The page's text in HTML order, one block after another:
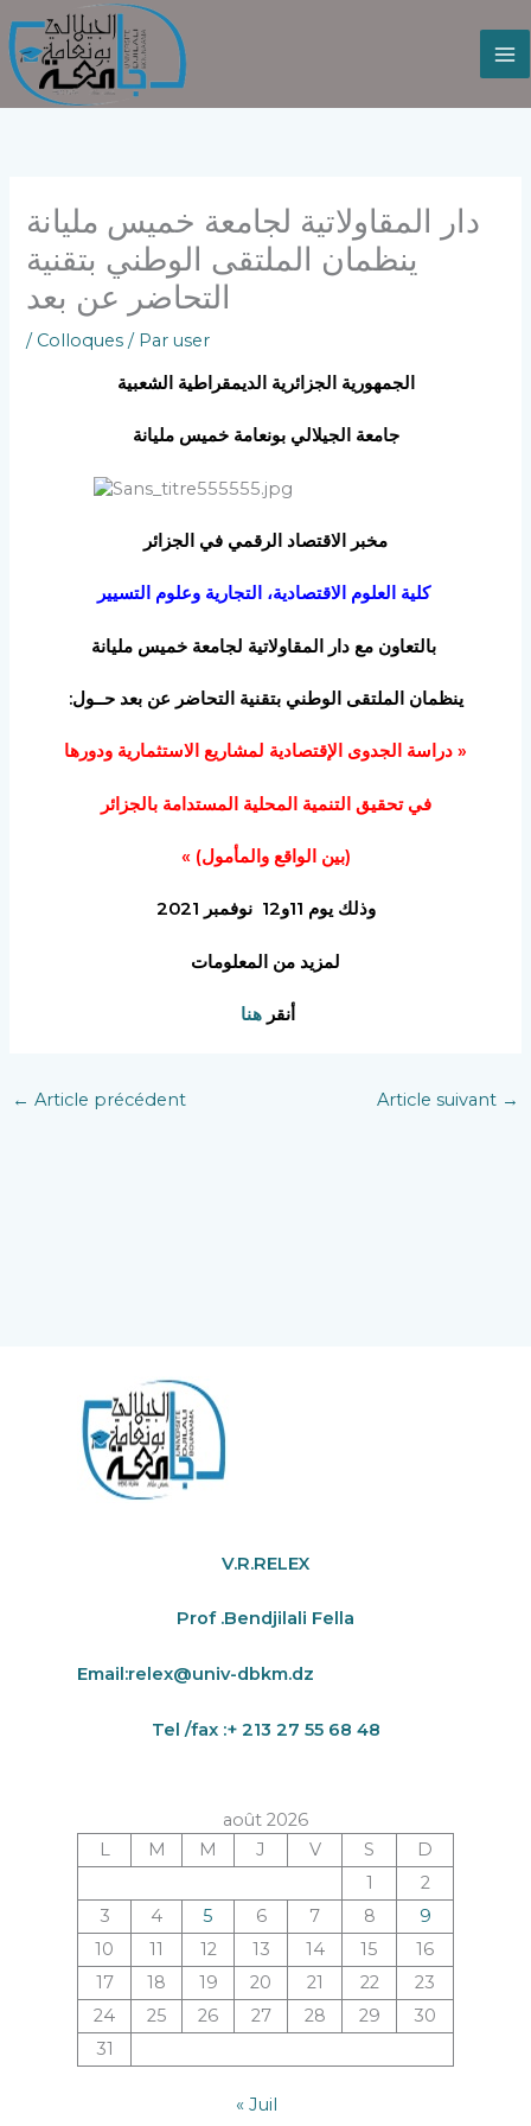
au
contenu
دار المقاولاتية لجامعة خميس مليانة
ينظمان الملتقى الوطني بتقنية
التحاضر عن بعد
/ Colloques / Paruser
الجمهورية الجزائرية الديمقراطية الشعبية
جامعة الجيلالي بونعامة خميس مليانة
مخبر الاقتصاد الرقمي في الجزائر
كلية العلوم الاقتصادية، التجارية وعلوم التسيير
بالتعاون معدار المقاولاتية لجامعة خميس مليانة
ينظمان الملتقى الوطني بتقنية التحاضر عن بعدحــول:
« دراسة الجدوى الإقتصادية لمشاريع الاستثمارية ودورها
في تحقيق التنمية المحلية المستدامة بالجزائر
(بين الواقع والمأمول) »
وذلك يوم 11و12 نوفمبر 2021
لمزيد من المعلومات
أنقر هنا
← Article précédent Article suivant →
V.R.RELEX
Prof .Bendjilali Fella
Email:relex@univ-dbkm.dz
Tel /fax :+ 213 27 55 68 48
août 2026
L
M M J V S
D
1
2
3
4 5 6 7 8
9
10
11 12 13 14 15
16
17
18 19 20 21 22
23
24
25 26 27 28 29
30
31
« Juil